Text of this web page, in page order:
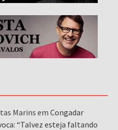
Marins emCongadar
“Talvez esteja faltando